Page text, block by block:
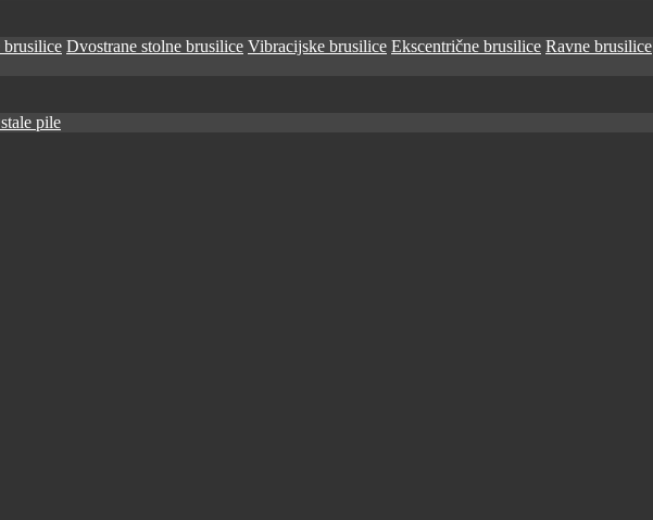
brusilice Dvostrane stolne brusilice Vibracijske brusilice Ekscentrične brusilice Ravne brusilice
pile